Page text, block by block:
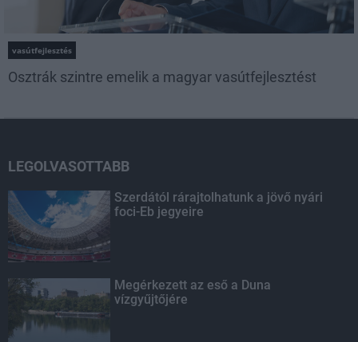
vasútfejlesztés
Osztrák szintre emelik a magyar vasútfejlesztést
LEGOLVASOTTABB
Szerdától rárajtolhatunk a jövő nyári
foci-Eb jegyeire
Megérkezett az eső a Duna
vízgyűjtőjére